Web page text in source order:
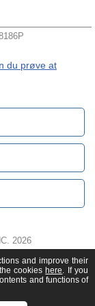
du prøve at
2026
and improve their
cookies here. If you
and functions of